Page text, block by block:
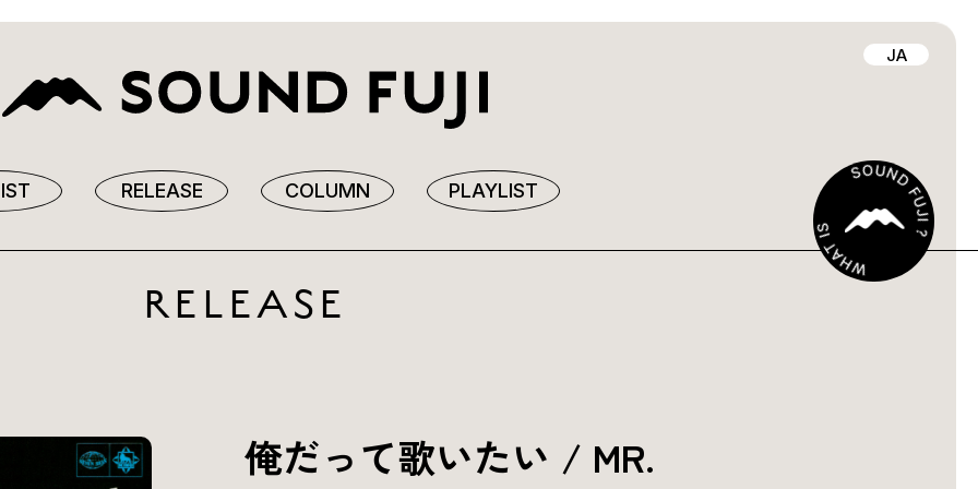
RELEASE COLUMN PLAYLIST
JA
RELEASE
俺だって歌いたい / MR.